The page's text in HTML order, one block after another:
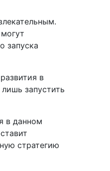
запуска
в
запустить
в данном
стратегию